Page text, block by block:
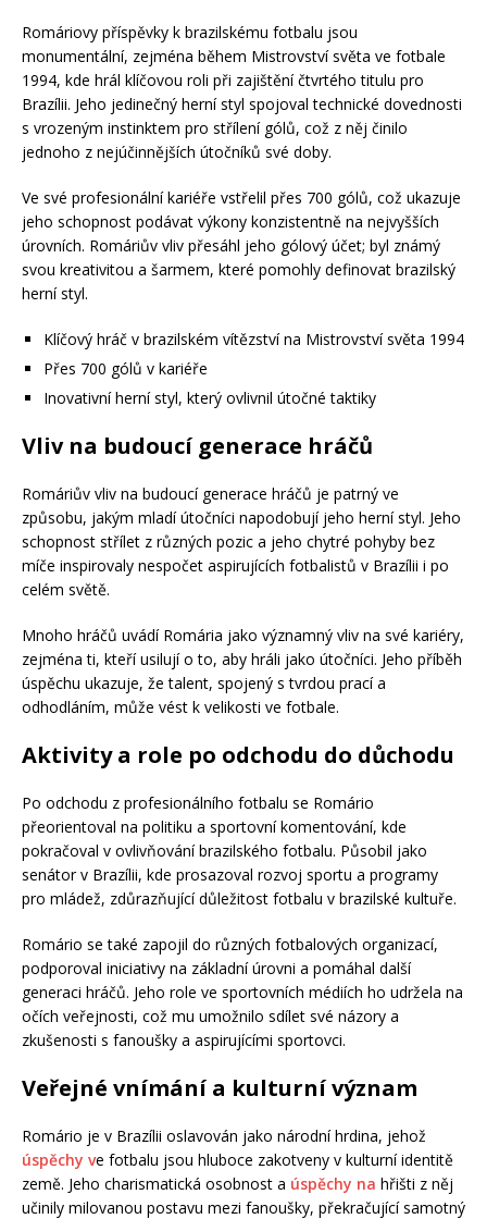
Romáriovy příspěvky k brazilskému fotbalu jsou
monumentální, zejména během Mistrovství světa ve fotbale
1994, kde hrál klíčovou roli při zajištění čtvrtého titulu pro
Brazílii. Jeho jedinečný herní styl spojoval technické dovednosti
s vrozeným instinktem pro střílení gólů, což z něj činilo
jednoho z nejúčinnějších útočníků své doby.
Ve své profesionální kariéře vstřelil přes 700 gólů, což ukazuje
jeho schopnost podávat výkony konzistentně na nejvyšších
úrovních. Romáriův vliv přesáhl jeho gólový účet; byl známý
svou kreativitou a šarmem, které pomohly definovat brazilský
herní styl.
Klíčový hráč v brazilském vítězství na Mistrovství světa 1994
Přes 700 gólů v kariéře
Inovativní herní styl, který ovlivnil útočné taktiky
Vliv na budoucí generace hráčů
Romáriův vliv na budoucí generace hráčů je patrný ve
způsobu, jakým mladí útočníci napodobují jeho herní styl. Jeho
schopnost střílet z různých pozic a jeho chytré pohyby bez
míče inspirovaly nespočet aspirujících fotbalistů v Brazílii i po
celém světě.
Mnoho hráčů uvádí Romária jako významný vliv na své kariéry,
zejména ti, kteří usilují o to, aby hráli jako útočníci. Jeho příběh
úspěchu ukazuje, že talent, spojený s tvrdou prací a
odhodláním, může vést k velikosti ve fotbale.
Aktivity a role po odchodu do důchodu
Po odchodu z profesionálního fotbalu se Romário
přeorientoval na politiku a sportovní komentování, kde
pokračoval v ovlivňování brazilského fotbalu. Působil jako
senátor v Brazílii, kde prosazoval rozvoj sportu a programy
pro mládež, zdůrazňující důležitost fotbalu v brazilské kultuře.
Romário se také zapojil do různých fotbalových organizací,
podporoval iniciativy na základní úrovni a pomáhal další
generaci hráčů. Jeho role ve sportovních médiích ho udržela na
očích veřejnosti, což mu umožnilo sdílet své názory a
zkušenosti s fanoušky a aspirujícími sportovci.
Veřejné vnímání a kulturní význam
Romário je v Brazílii oslavován jako národní hrdina, jehož
úspěchy ve fotbalu jsou hluboce zakotveny v kulturní identitě
země. Jeho charismatická osobnost a úspěchy na hřišti z něj
učinily milovanou postavu mezi fanoušky, překračující samotný